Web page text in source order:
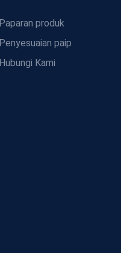
Paparan produk
Penyesuaian paip
Hubungi Kami